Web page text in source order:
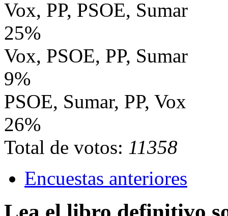
Vox, PP, PSOE, Sumar
25%
Vox, PSOE, PP, Sumar
9%
PSOE, Sumar, PP, Vox
26%
Total de votos: 11358
Encuestas anteriores